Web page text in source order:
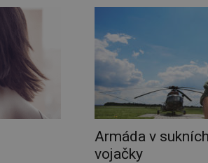
Armáda v
vojačky